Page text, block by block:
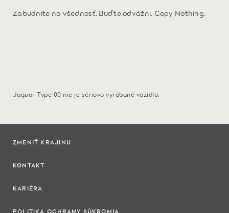
Zabudnite na všednosť. Buďte odvážni. Copy Nothing.
Jaguar Type 00 nie je sériovo vyrábané vozidlo.
ZMENIŤ KRAJINU
KONTAKT
KARIÉRA
POLITIKA OCHRANY SÚKROMIA